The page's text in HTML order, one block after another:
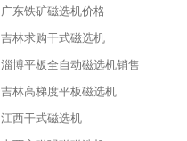
广东铁矿磁选机价格
吉林求购干式磁选机
淄博平板全自动磁选机销售
吉林高梯度平板磁选机
江西干式磁选机